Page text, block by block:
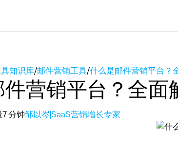
知识库/邮件营销工具/什么是邮件营销平台？
营销平台？全面
7 分钟邹以岑|SaaS营销增长专家